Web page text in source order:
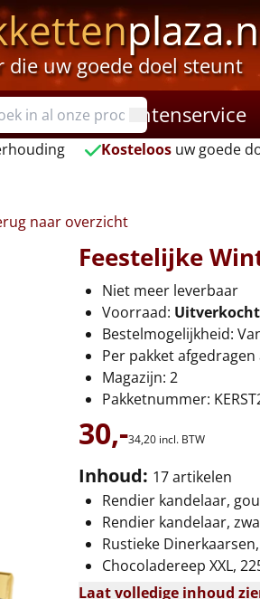
die uw goede doel steunt
Klantenservice
Kosteloos uw goede
naar overzicht
Feestelijke
Niet meer leverbaar
Voorraad: Uitverkocht
Bestelmogelijkheid:
Per pakket
Magazijn: 2
Pakketnummer:
30,-34,20 incl. BTW
Inhoud: 17 artikelen
Rendier kandelaar,
Rendier kandelaar,
Rustieke
Chocoladereep XXL,
Laat volledige inhoud